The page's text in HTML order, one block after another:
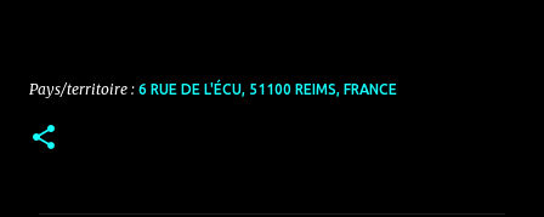
Pays/territoire : 6 RUE DE L'ÉCU, 51100 REIMS, FRANCE